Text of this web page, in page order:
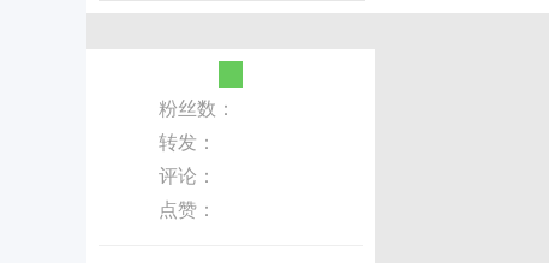
粉丝数：
转发：
评论：
点赞：